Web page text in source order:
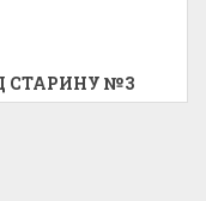
СТАРИНУ №3